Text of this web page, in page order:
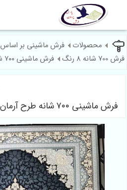
محصولات فرش ماشینی بر اساس شانه
رنگ
فرش ماشینی ۷۰۰ شانه طرح آرمان با قیمت کا ...
۷۰۰ شانه طرح آرمان با قیمت کارخانه